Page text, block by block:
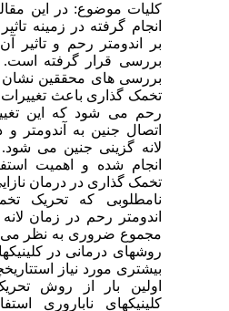
کلیات موضوع: در این
انجام گرفته در زمینه
بر اندومتر رحم و تاثیر آن
بررسی قرار گرفته است.
بررسی های محققین نشان
تخمک گذاری باعث تغییرات
رحم می شود که این
اتصال جنین به آندومتر و
لانه گزینی جنین می شود.
انجام شده و اهمیت
تخمک گذاری در درمان
نامطلوبی که تحریک
اندومتر رحم در زمان لانه
مجموع ضروری به نظر می
روشهای درمانی در
بیشتری مورد نیاز
اولین بار از روش
کلینیکهای ناباروری